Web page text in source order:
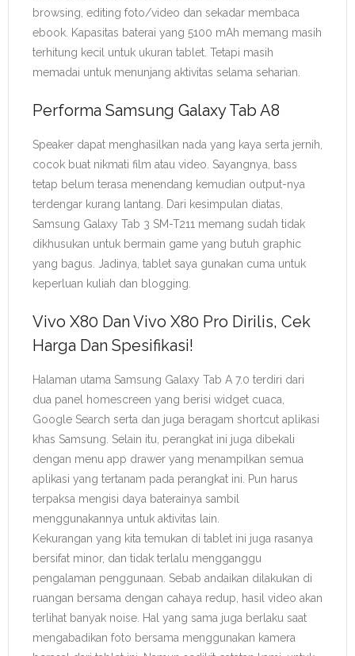
browsing, editing foto/video dan sekadar membaca
ebook. Kapasitas baterai yang 5100 mAh memang masih
terhitung kecil untuk ukuran tablet. Tetapi masih
memadai untuk menunjang aktivitas selama seharian.
Performa Samsung Galaxy Tab A8
Speaker dapat menghasilkan nada yang kaya serta jernih,
cocok buat nikmati film atau video. Sayangnya, bass
tetap belum terasa menendang kemudian output-nya
terdengar kurang lantang. Dari kesimpulan diatas,
Samsung Galaxy Tab 3 SM-T211 memang sudah tidak
dikhusukan untuk bermain game yang butuh graphic
yang bagus. Jadinya, tablet saya gunakan cuma untuk
keperluan kuliah dan blogging.
Vivo X80 Dan Vivo X80 Pro Dirilis, Cek
Harga Dan Spesifikasi!
Halaman utama Samsung Galaxy Tab A 7.0 terdiri dari
dua panel homescreen yang berisi widget cuaca,
Google Search serta dan juga beragam shortcut aplikasi
khas Samsung. Selain itu, perangkat ini juga dibekali
dengan menu app drawer yang menampilkan semua
aplikasi yang tertanam pada perangkat ini. Pun harus
terpaksa mengisi daya baterainya sambil
menggunakannya untuk aktivitas lain.
Kekurangan yang kita temukan di tablet ini juga rasanya
bersifat minor, dan tidak terlalu mengganggu
pengalaman penggunaan. Sebab andaikan dilakukan di
ruangan bersama dengan cahaya redup, hasil video akan
terlihat banyak noise. Hal yang sama juga berlaku saat
mengabadikan foto bersama menggunakan kamera